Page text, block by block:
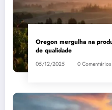
Oregon mergulha na
de qualidade
05/12/2025 0 Comentários